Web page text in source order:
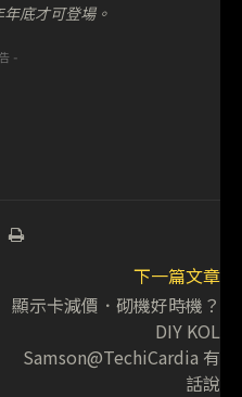
底才可登場。
-
下一篇文章
顯示卡減價．砌機好時機？
DIY KOL
Samson@TechiCardia 有
話說